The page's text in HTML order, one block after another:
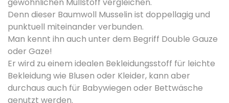
Denn dieser Baumwoll Musselin ist doppellagig und
punktuell miteinander verbunden.
Man kennt ihn auch unter dem Begriff Double Gauze
oder Gaze!
Er wird zu einem idealen Bekleidungsstoff für leichte
Bekleidung wie Blusen oder Kleider, kann aber
durchaus auch für Babywiegen oder Bettwäsche
genutzt werden.